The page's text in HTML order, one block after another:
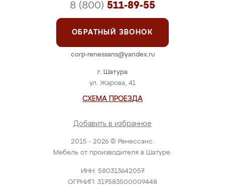
2015 - 2026 © Ренессанс.
Мебель от производителя в Шатуре.
ИНН: 580313642057
ОГРНИП: 317583500009448
г. Шатура
ул. Жарова, 41
СХЕМА ПРОЕЗДА
Добавить в избранное
8 (800) 511-89-55
ОБРАТНЫЙ ЗВОНОК
corp-renessans@yandex.ru